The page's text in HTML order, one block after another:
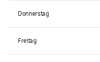
Donnerstag
Freitag